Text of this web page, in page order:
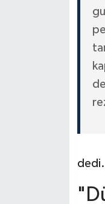
dedi.